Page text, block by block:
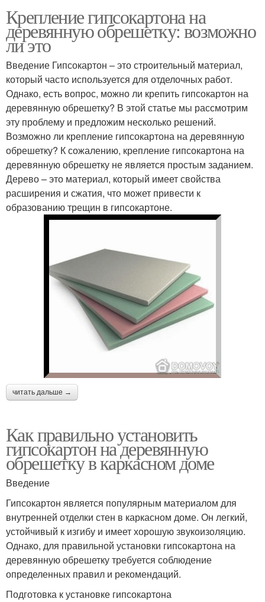
Крепление гипсокартона на
деревянную обрешетку: возможно
ли это
Введение Гипсокартон – это строительный материал,
который часто используется для отделочных работ.
Однако, есть вопрос, можно ли крепить гипсокартон на
деревянную обрешетку? В этой статье мы рассмотрим
эту проблему и предложим несколько решений.
Возможно ли крепление гипсокартона на деревянную
обрешетку? К сожалению, крепление гипсокартона на
деревянную обрешетку не является простым заданием.
Дерево – это материал, который имеет свойства
расширения и сжатия, что может привести к
образованию трещин в гипсокартоне.
читать дальше →
Как правильно установить
гипсокартон на деревянную
обрешетку в каркасном доме
Введение
Гипсокартон является популярным материалом для
внутренней отделки стен в каркасном доме. Он легкий,
устойчивый к изгибу и имеет хорошую звукоизоляцию.
Однако, для правильной установки гипсокартона на
деревянную обрешетку требуется соблюдение
определенных правил и рекомендаций.
Подготовка к установке гипсокартона